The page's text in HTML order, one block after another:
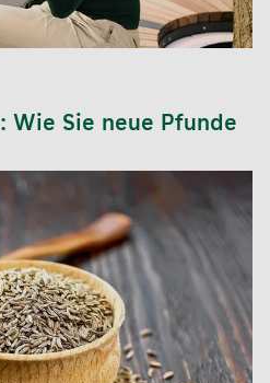
Wie Sie neue Pfunde